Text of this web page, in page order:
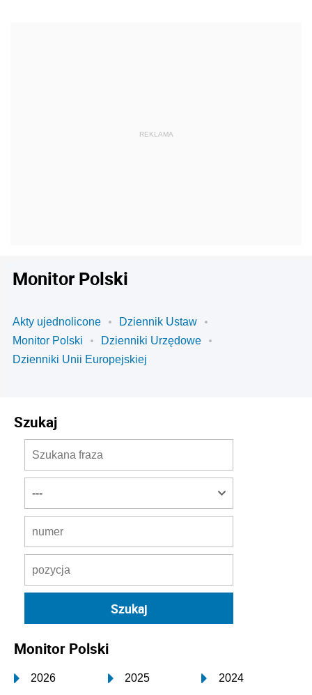
Monitor Polski
Akty ujednolicone
Dziennik Ustaw
Monitor Polski
Dzienniki Urzędowe
Dzienniki Unii Europejskiej
Szukaj
Monitor Polski
2026 2025 2024